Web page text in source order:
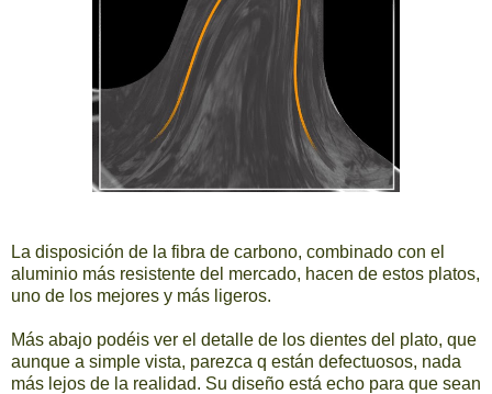
La disposición de la fibra de carbono, combinado con el
aluminio más resistente del mercado, hacen de estos platos,
uno de los mejores y más ligeros.
Más abajo podéis ver el detalle de los dientes del plato, que
aunque a simple vista, parezca q están defectuosos, nada
más lejos de la realidad. Su diseño está echo para que sean